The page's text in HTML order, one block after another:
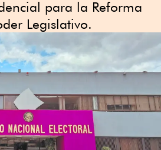
para la Reforma
Legislativo.